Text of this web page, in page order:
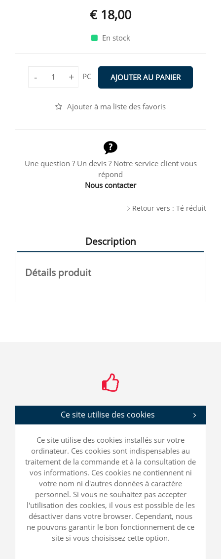
€ 18,00
En stock
- + PC AJOUTER AU PANIER
Ajouter à ma liste des favoris
Une question ? Un devis ? Notre service client vous
répond
Nous contacter
Retour vers : Té réduit
Description
Détails produit
Ce site utilise des cookies
Ce site utilise des cookies installés sur votre
ordinateur. Ces cookies sont indispensables au
traitement de la commande et à la consultation de
vos informations. Ces cookies ne contiennent ni
votre nom ni d'autres données à caractère
personnel. Si vous ne souhaitez pas accepter
l'utilisation des cookies, il vous est possible de les
désactiver dans votre browser. Cependant, nous
ne pouvons garantir le bon fonctionnement de ce
site si vous choisissez cette option.